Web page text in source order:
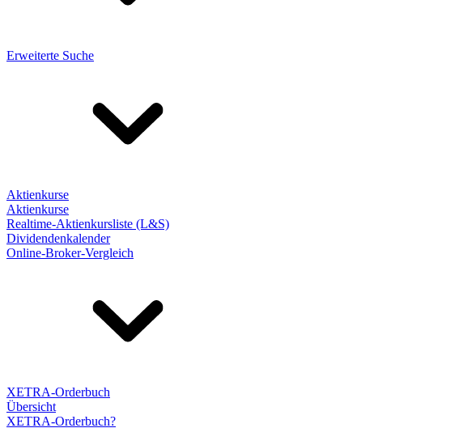
Erweiterte Suche
Aktienkurse
Aktienkurse
Realtime-Aktienkursliste (L&S)
Dividendenkalender
Online-Broker-Vergleich
XETRA-Orderbuch
Übersicht
XETRA-Orderbuch?